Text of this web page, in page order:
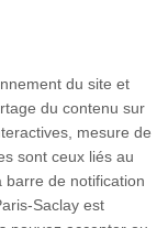
du site et
du contenu sur
mesure de
sont ceux liés au
barre de notification
Saclay est